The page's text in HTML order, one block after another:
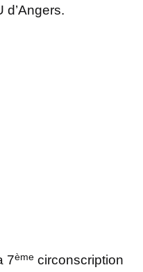
d’Angers.
7ème circonscription